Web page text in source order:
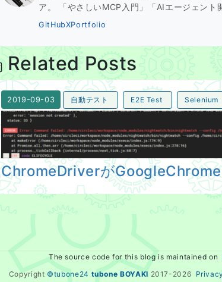
ア。 「やさしいMCP入門」「AIエージェント
GitHubXPortfolio
Related Posts
2019-09-03 自動テスト E2E Test Selenium
ChromeDriverがGoogleChrome v76 に対応して
ChromeDriverが
The source code for this blog is maintained on
Copyright ©tubone24 tubone BOYAKI 2017- 2026